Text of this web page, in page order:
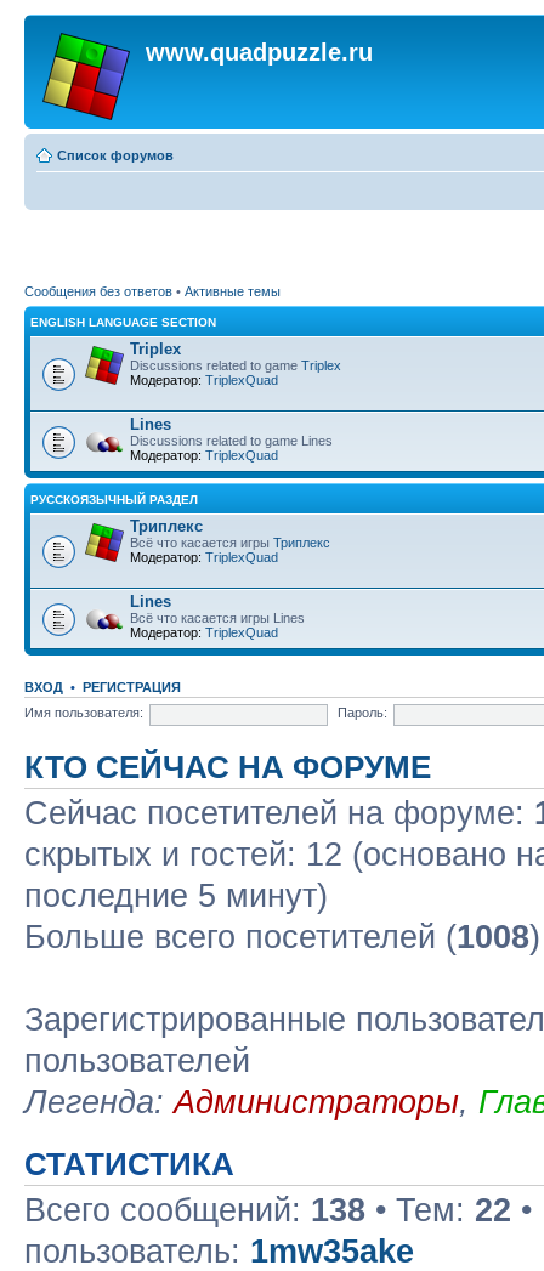
www.quadpuzzle.ru
Список форумов
Сообщения без ответов • Активные темы
ENGLISH LANGUAGE SECTION
Triplex
Discussions related to game Triplex
Модератор: TriplexQuad
Lines
Discussions related to game Lines
Модератор: TriplexQuad
РУССКОЯЗЫЧНЫЙ РАЗДЕЛ
Триплекс
Всё что касается игры Триплекс
Модератор: TriplexQuad
Lines
Всё что касается игры Lines
Модератор: TriplexQuad
ВХОД • РЕГИСТРАЦИЯ
Имя пользователя:
Пароль:
КТО СЕЙЧАС НА ФОРУМЕ
Сейчас посетителей на форуме:
скрытых и гостей: 12 (основано
последние 5 минут)
Больше всего посетителей (1008
Зарегистрированные
пользователей
Легенда:Администраторы,
СТАТИСТИКА
Всего сообщений: 138 • Тем: 22
пользователь: 1mw35ake